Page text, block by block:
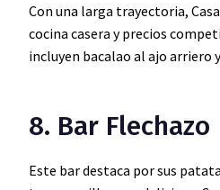
Con una larga trayectoria,
cocina casera y precios
incluyen bacalao al ajo arriero
8. Bar Flechazo
Este bar destaca por sus